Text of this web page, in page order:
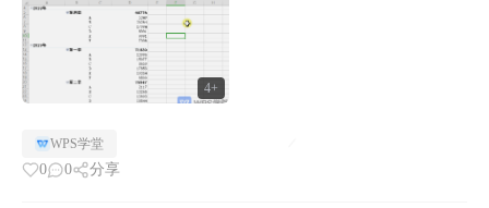
4+
WPS学堂
0 0 分享